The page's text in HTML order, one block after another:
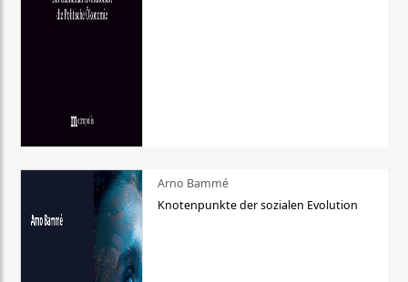
Arno Bammé
Knotenpunkte der sozialen Evolution